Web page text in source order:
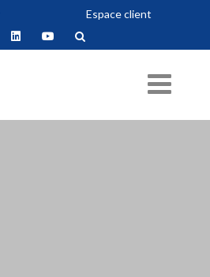
Espace client